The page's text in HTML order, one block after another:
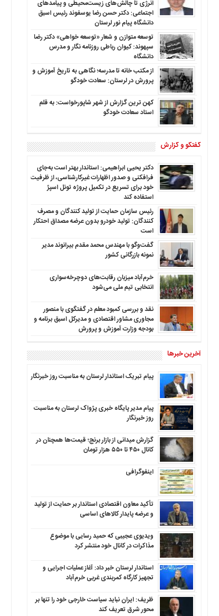
انرژی تا چالش‌های زیست‌محیطی و پیامدهای
اجتماعی: دکتر حسن رضا یوسفوند رئیس اسبق
دانشگاه پیام نور لرستان
توسعه متوازن و شعار «توسعه خواهی» دکتر رضا
سپهوند: کیوان رباطی روزنامه نگار و مدرس
دانشگاه
از مکتب خانه تا مدرسه؛ نگاهی به تاریخ آموزش و
پرورش در لرستان: سعادت خودگو
کهن ترین گزارش از شهر شاپورخواست: به قلم
استاد سعادت خودگو
گفتگو و گزارش
دکتر یحیی ابراهیمی: استاندار بهتر است به‌جای
فرافکنی و صدور اظهارات غیرکارشناسی، از ظرفیت
خود برای تسریع در تکمیل پروژه تونل اسپژ
استفاده کند
رئیس سازمان حمایت از تولید کنندگان و مصرف
کنندگان: تولید خودرو بدون عرضه مصداق احتکار
است
گفت‌وگو با مهندس محمد مقدم بیرانوند مدیر
نمونه بازرگانی کشور
خرم‌آباد میزبان رقابت‌های دوچرخه‌سواری
انتخابی تیم ملی می‌شود
نقد و بررسی کمبود معلم در گفتگوی با منصور
مجاوری مشاور اقتصادی و مدیرکل اسبق برنامه و
بودجه وزارت آموزش و پرورش
آخرین خبرها
پیام تبریک استاندار لرستان به‌ مناسبت روز خبرنگار
پیام مدیر پایگاه خبری پژواک لرستان به مناسبت
روز خبرنگار
گزارش میدانی از بازار برنج؛ قیمت‌ها همچنان در
کانال ۴۵۰ تا ۵۵۰ هزار تومان
اینفوگرافی
تأکید معاون اقتصادی استاندار بر حمایت از تولید
و عرضه پایدار کالاهای اساسی
ویدیوی عجیبی که حمید رسایی با موضوع
مذاکرات در کانال خود منتشر کرد
استاندار لرستان خبر داد: آغاز عملیات اجرایی و
تجهیز کارگاه کمربندی غربی خرم‌آباد
ظریف: ایران نباید سیاست خارجی خود را تنها بر
محور شرق تعریف کند